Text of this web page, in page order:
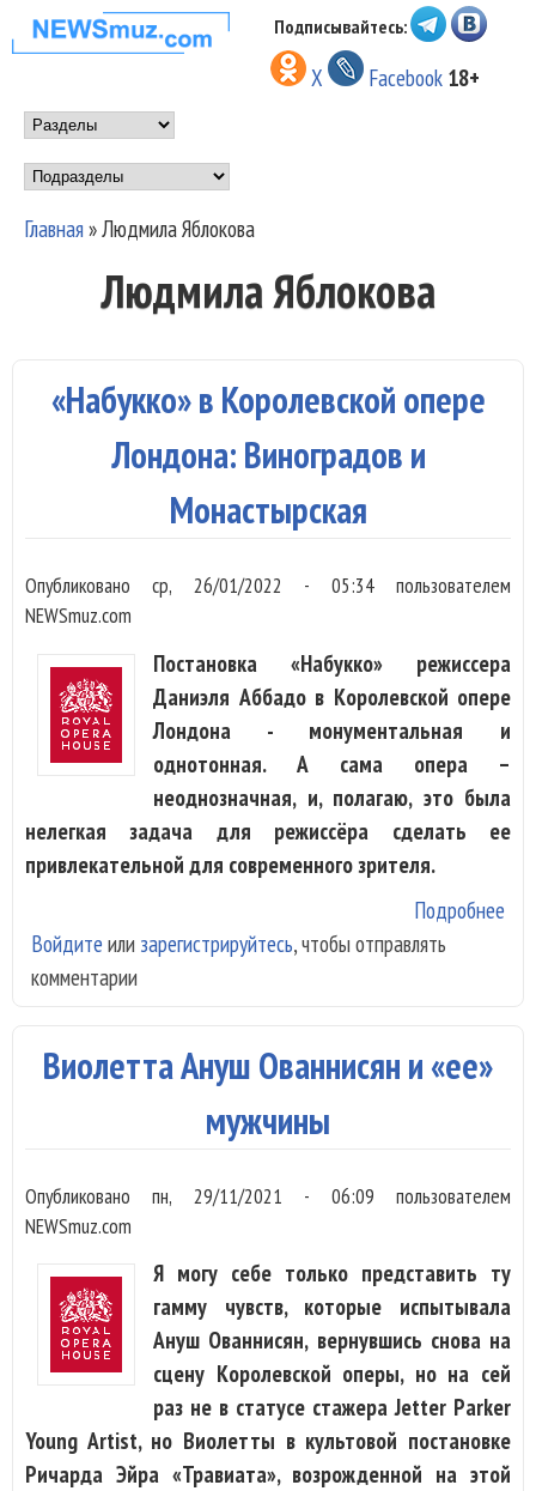
Перейти к основному
содержанию
НОВОСТИ
МУЗЫКИ И
ШОУ БИЗНЕСА
NEWSMUZ.COM
Подписывайтесь:
X Facebook 18+
Main menu
Подразделы
Вы здесь
Главная»Людмила Яблокова
Людмила Яблокова
«Набукко» в Королевской опере
Лондона: Виноградов и
Монастырская
Опубликованоср, 26/01/2022 - 05:34пользователем
NEWSmuz.com
Постановка «Набукко» режиссера
Даниэля Аббадо в Королевской опере
Лондона - монументальная и
однотонная. А сама опера –
неоднозначная, и, полагаю, это была
нелегкая задача для режиссёра сделать ее
привлекательной для современного зрителя.
Подробнее
Войдите или зарегистрируйтесь, чтобы отправлять
комментарии
Виолетта Ануш Ованнисян и «ее»
мужчины
Опубликованопн, 29/11/2021 - 06:09 пользователем
NEWSmuz.com
Я могу себе только представить ту
гамму чувств, которые испытывала
Ануш Ованнисян, вернувшись снова на
сцену Королевской оперы, но на сей
раз не в статусе стажера Jetter Parker
Young Artist, но Виолетты в культовой постановке
Ричарда Эйра «Травиата», возрожденной на этой